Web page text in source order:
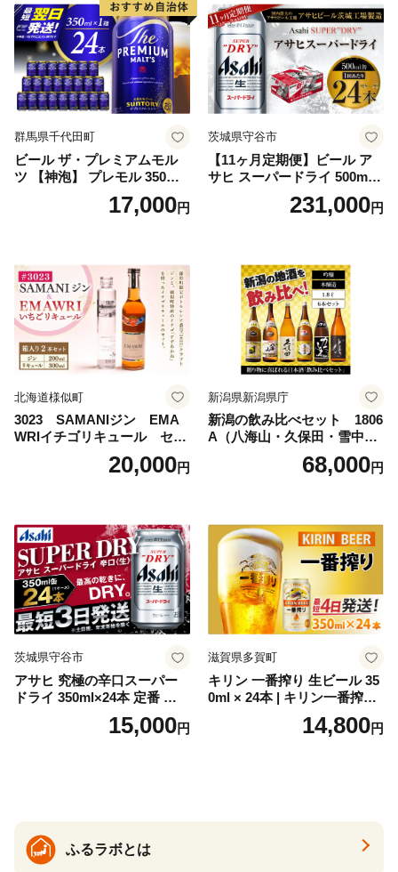
群馬県千代田町
ビール ザ・プレミアムモル
ツ 【神泡】 プレモル 350ml
× 24本 サントリー〈天然水の
ビール工場〉群馬※沖縄・離
17,000円
茨城県守谷市
【11ヶ月定期便】ビール ア
サヒ スーパードライ 500ml 2
4本 1ケース×11ヶ月 | アサヒ
ビール 究極の辛口 酒 お酒 ア
uper dry 11回 缶ビール 缶 ギ
フト 内祝い 茨城県守谷市 送
料無料
231,000円
北海道様似町
3023 SAMANIジン EMA
WRIイチゴリキュール セッ
ト（箱入り）【大人の味 酒
お酒 洋酒 スピリッツ クラフ
セット 詰め合わせ カクテル
ソーダ割り アルコール ロッ
ク ソーダ ジントニック 】
20,000円
新潟県新潟県庁
新潟の飲み比べセット 1806
A（八海山・久保田・雪中
梅・越乃寒梅・かたふね・千
68,000円
茨城県守谷市
アサヒ 究極の辛口スーパー
ドライ 350ml×24本 定番 ビー
ル 缶ビール 酒 お酒 アルコー
15,000円
滋賀県多賀町
キリン 一番搾り 生ビール 35
0ml × 24本 | キリン一番搾り
キリンビール 一番搾り ビー
ル 24缶 きりんいちばんしぼ
14,800円
ふるラボとは